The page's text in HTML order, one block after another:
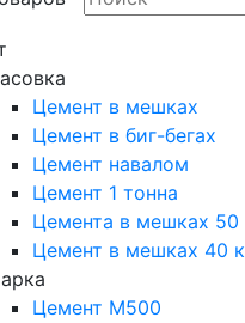
Цемент в мешках
Цемент в биг-бегах
Цемент навалом
Цемент 1 тонна
Цемента в мешках 50
Цемент в мешках 40
Цемент М500